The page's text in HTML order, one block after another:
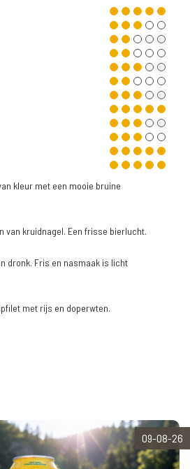
kleur met een mooie bruine
van kruidnagel. Een frisse bierlucht.
dronk. Fris en nasmaak is licht
met rijs en doperwten.
09-08-26